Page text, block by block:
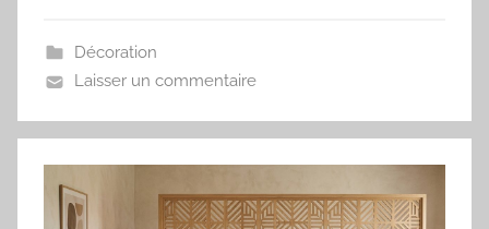
Décoration
Laisser un commentaire